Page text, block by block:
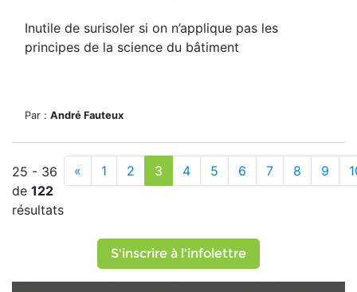
Inutile de surisoler si on n’applique pas les
principes de la science du bâtiment
Par : André Fauteux
25 - 36
de 122
résultats
« 1 2 3 4 5 6 7 8 9
S'inscrire à l'infolettre